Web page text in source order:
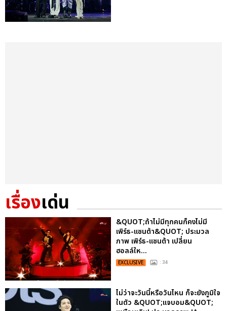
เรื่องเด่น
&QUOT;ถ้าไม่มีทุกคนก็คงไม่มี
เพิร์ธ-แซนต้า&QUOT; ประมวล
ภาพ เพิร์ธ-แซนต้า เปลี่ยน
ฮอลล์ให...
EXCLUSIVE : 34
ไม่ว่าจะวันนี้หรือวันไหน ก็จะยังภูมิใจ
ในตัว &QUOT;แจบอม&QUOT;